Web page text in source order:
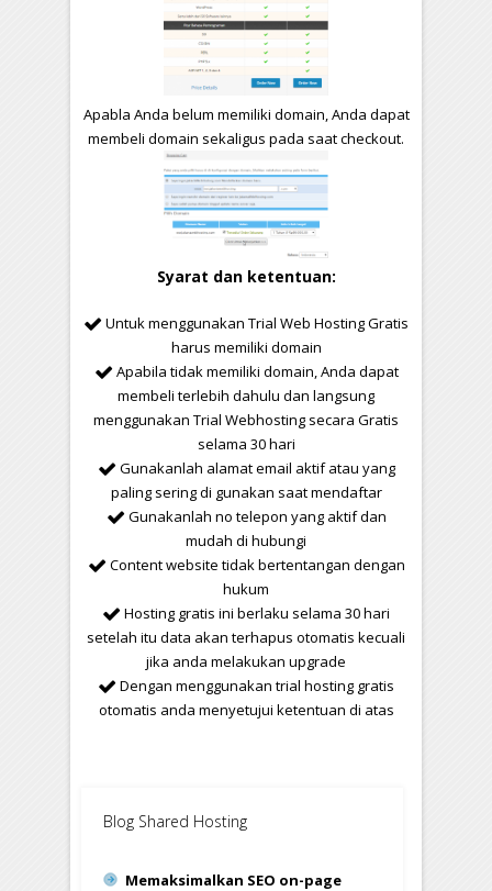
Apabla Anda belum memiliki domain, Anda dapat
membeli domain sekaligus pada saat checkout.
Syarat dan ketentuan:
Untuk menggunakan Trial Web Hosting Gratis
harus memiliki domain
Apabila tidak memiliki domain, Anda dapat
membeli terlebih dahulu dan langsung
menggunakan Trial Webhosting secara Gratis
selama 30 hari
Gunakanlah alamat email aktif atau yang
paling sering di gunakan saat mendaftar
Gunakanlah no telepon yang aktif dan
mudah di hubungi
Content website tidak bertentangan dengan
hukum
Hosting gratis ini berlaku selama 30 hari
setelah itu data akan terhapus otomatis kecuali
jika anda melakukan upgrade
Dengan menggunakan trial hosting gratis
otomatis anda menyetujui ketentuan di atas
Blog Shared Hosting
Memaksimalkan SEO on-page